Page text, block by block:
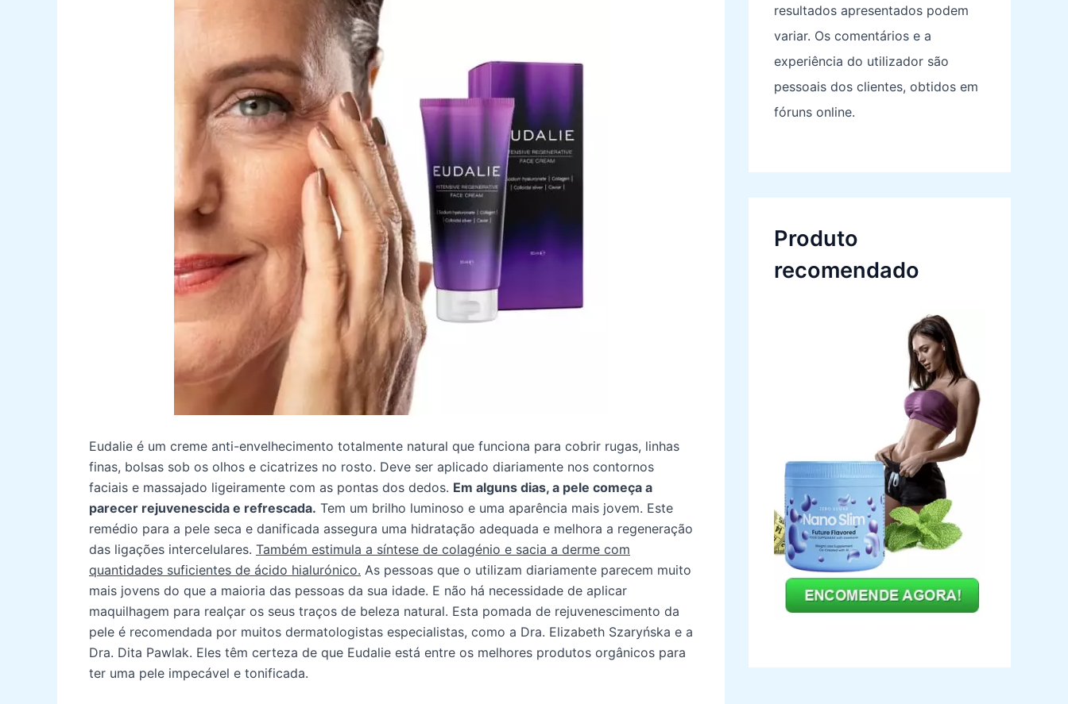
Eudalie é um creme anti-envelhecimento totalmente natural que funciona para cobrir rugas, linhas
finas, bolsas sob os olhos e cicatrizes no rosto. Deve ser aplicado diariamente nos contornos
faciais e massajado ligeiramente com as pontas dos dedos. Em alguns dias, a pele começa a
parecer rejuvenescida e refrescada. Tem um brilho luminoso e uma aparência mais jovem. Este
remédio para a pele seca e danificada assegura uma hidratação adequada e melhora a regeneração
das ligações intercelulares. Também estimula a síntese de colagénio e sacia a derme com
quantidades suficientes de ácido hialurónico. As pessoas que o utilizam diariamente parecem muito
mais jovens do que a maioria das pessoas da sua idade. E não há necessidade de aplicar
maquilhagem para realçar os seus traços de beleza natural. Esta pomada de rejuvenescimento da
pele é recomendada por muitos dermatologistas especialistas, como a Dra. Elizabeth Szaryńska e a
Dra. Dita Pawlak. Eles têm certeza de que Eudalie está entre os melhores produtos orgânicos para
ter uma pele impecável e tonificada.
resultados apresentados podem
variar. Os comentários e a
experiência do utilizador são
pessoais dos clientes, obtidos em
fóruns online.
Produto
recomendado